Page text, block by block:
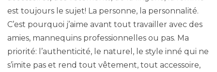
est toujours le sujet! La personne, la personnalité.
C’est pourquoi j’aime avant tout travailler avec des
amies, mannequins professionnelles ou pas. Ma
priorité: l’authenticité, le naturel, le style inné qui ne
s’imite pas et rend tout vêtement, tout accessoire,